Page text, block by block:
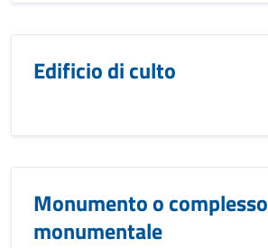
Edificio di culto
Monumento o complesso
monumentale